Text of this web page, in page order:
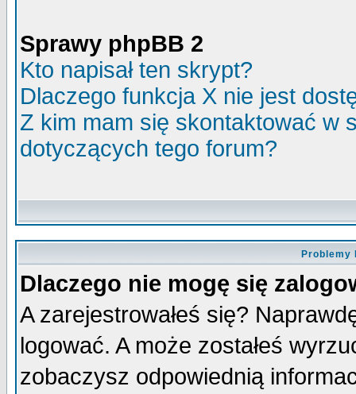
Sprawy phpBB 2
Kto napisał ten skrypt?
Dlaczego funkcja X nie jest
Z kim mam się skontaktować w
dotyczących tego forum?
Problemy
Dlaczego nie mogę się
A zarejestrowałeś się?
logować. A może zostałeś
zobaczysz odpowiednią